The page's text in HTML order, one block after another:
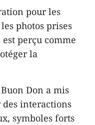
pour les
photos prises
perçu comme
la
Don a mis
des interactions
symboles forts